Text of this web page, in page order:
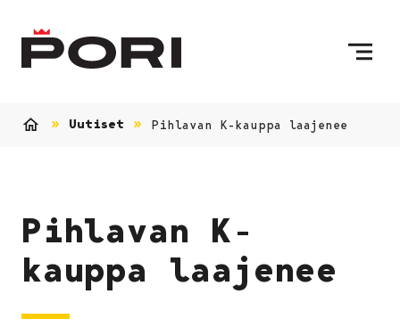
Uutiset Pihlavan K-kauppa laajenee
Pihlavan K-
kauppa laajenee